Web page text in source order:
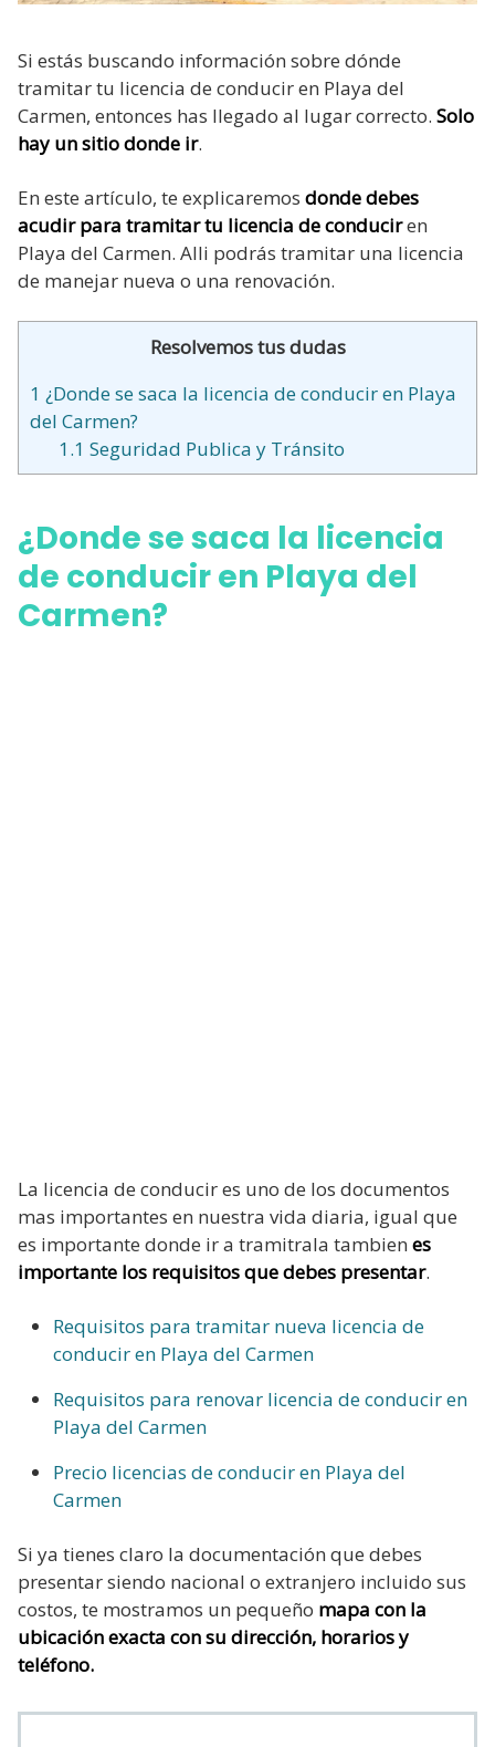
Si estás buscando información sobre dónde
tramitar tu licencia de conducir en Playa del
Carmen, entonces has llegado al lugar correcto. Solo
hay un sitio donde ir.
En este artículo, te explicaremos donde debes
acudir para tramitar tu licencia de conduciren
Playa del Carmen. Alli podrás tramitar una licencia
de manejar nueva o una renovación.
Resolvemos tus dudas
1 ¿Donde se saca la licencia de conducir en Playa
del Carmen?
1.1 Seguridad Publica y Tránsito
¿Donde se saca la licencia
de conducir en Playa del
Carmen?
La licencia de conducir es uno de los documentos
mas importantes en nuestra vida diaria, igual que
es importante donde ir a tramitrala tambien es
importante los requisitos que debes presentar.
Requisitos para tramitar nueva licencia de
conducir en Playa del Carmen
Requisitos para renovar licencia de conducir en
Playa del Carmen
Precio licencias de conducir en Playa del
Carmen
Si ya tienes claro la documentación que debes
presentar siendo nacional o extranjero incluido sus
costos, te mostramos un pequeño mapa con la
ubicación exacta con su dirección, horarios y
teléfono.